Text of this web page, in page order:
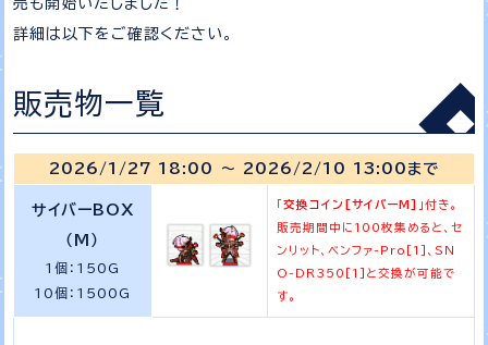
詳細は以下をご確認ください。
販売物一覧
2026/1/27 18:00 ～ 2026/2/10 13:00まで
サイバーBOX
（M）
1個：150G
10個：1500G
「交換コイン[サイバーM] 」付き。
販売期間中に100枚集めると、セ
ンリット、ベンファ-Pro[1]、SN
O-DR350[1]と交換が可能で
す。